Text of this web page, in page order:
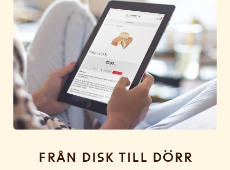
Från disk till dörr